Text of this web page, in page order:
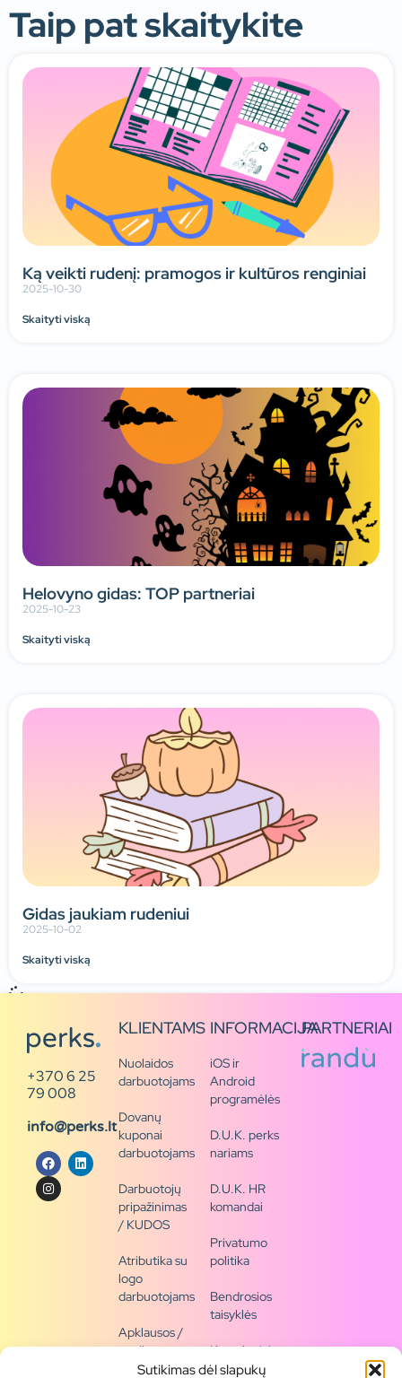
Sutikimas dėl slapukų
Taip pat skaitykite
Ką veikti rudenį: pramogos ir kultūros renginiai
2025-10-30
Skaityti viską
Helovyno gidas: TOP partneriai
2025-10-23
Skaityti viską
Gidas jaukiam rudeniui
2025-10-02
Skaityti viską
+370 6 25
79 008
info@perks.lt
KLIENTAMS
Nuolaidos
darbuotojams
Dovanų
kuponai
darbuotojams
Darbuotojų
pripažinimas
/ KUDOS
Atributika su
logo
darbuotojams
Apklausos /
naujienų
siena
INFORMACIJA
iOS ir
Android
programėlės
D.U.K. perks
nariams
D.U.K. HR
komandai
Privatumo
politika
Bendrosios
taisyklės
Kontaktai /
rekvizitai
PARTNERIAI